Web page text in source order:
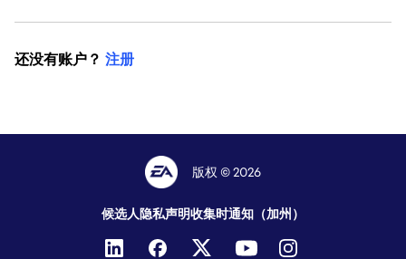
还没有账户？ 注册
版权 © 2026
候选人隐私声明收集时通知（加州）